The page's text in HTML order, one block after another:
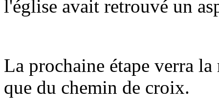
l'église avait retrouvé un
La prochaine étape verra la
que du chemin de croix.